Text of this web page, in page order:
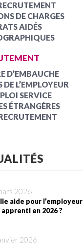
DE CHARGES
AIDÉS
D’EMBAUCHE
L’EMPLOYEUR
SERVICE
ÉTRANGÈRES
2026
aide pour l’employeur
apprenti en 2026 ?
2026